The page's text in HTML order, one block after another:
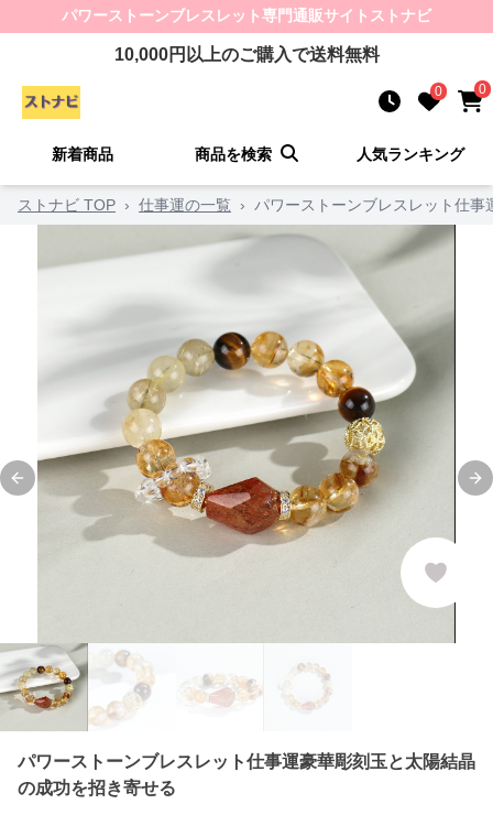
パワーストーンブレスレット専門通販サイト ストナビ
10,000円以上のご購入で送料無料
0 0
新着商品 商品を検索 人気ランキング
ストナビ TOP › 仕事運の一覧 › パワーストーンブレスレット仕
Previous slide
パワーストーンブレスレット仕事運豪華彫刻玉と太陽結晶
の成功を招き寄せる